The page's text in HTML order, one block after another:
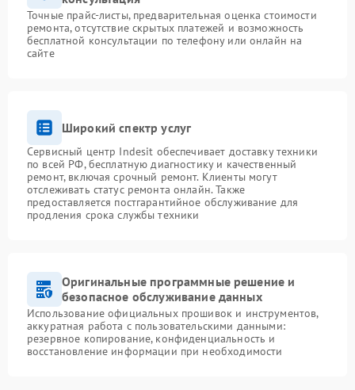
Точные прайс-листы, предварительная оценка стоимости
ремонта, отсутствие скрытых платежей и возможность
бесплатной консультации по телефону или онлайн на
сайте
Широкий спектр услуг
Сервисный центр Indesit обеспечивает доставку техники
по всей РФ, бесплатную диагностику и качественный
ремонт, включая срочный ремонт. Клиенты могут
отслеживать статус ремонта онлайн. Также
предоставляется постгарантийное обслуживание для
продления срока службы техники
Оригинальные программные решение и
безопасное обслуживание данных
Использование официальных прошивок и инструментов,
аккуратная работа с пользовательскими данными:
резервное копирование, конфиденциальность и
восстановление информации при необходимости